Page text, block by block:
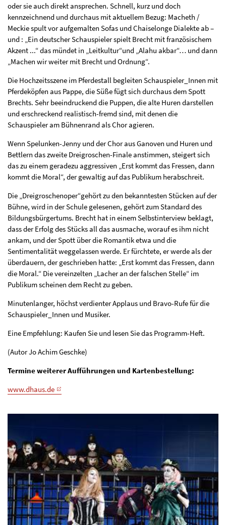
oder sie auch direkt ansprechen. Schnell, kurz und doch
kennzeichnend und durchaus mit aktuellem Bezug: Macheth /
Meckie spult vor aufgemalten Sofas und Chaiselonge Dialekte ab –
und : „Ein deutscher Schauspieler spielt Brecht mit französischem
Akzent ...“ das mündet in „Leitkultur“und „Alahu akbar“… und dann
„Machen wir weiter mit Brecht und Ordnung“.
Die Hochzeitsszene im Pferdestall begleiten Schauspieler_Innen mit
Pferdeköpfen aus Pappe, die Süße fügt sich durchaus dem Spott
Brechts. Sehr beeindruckend die Puppen, die alte Huren darstellen
und erschreckend realistisch-fremd sind, mit denen die
Schauspieler am Bühnenrand als Chor agieren.
Wenn Spelunken-Jenny und der Chor aus Ganoven und Huren und
Bettlern das zweite Dreigroschen-Finale anstimmen, steigert sich
das zu einem geradezu aggressiven „Erst kommt das Fressen, dann
kommt die Moral“, der gewaltig auf das Publikum herabschreit.
Die „Dreigroschenoper“gehört zu den bekanntesten Stücken auf der
Bühne, wird in der Schule gelesenen, gehört zum Standard des
Bildungsbürgertums. Brecht hat in einem Selbstinterview beklagt,
dass der Erfolg des Stücks all das ausmache, worauf es ihm nicht
ankam, und der Spott über die Romantik etwa und die
Sentimentalität weggelassen werde. Er fürchtete, er werde als der
überdauern, der geschrieben hatte: „Erst kommt das Fressen, dann
die Moral.“ Die vereinzelten „Lacher an der falschen Stelle“ im
Publikum scheinen dem Recht zu geben.
Minutenlanger, höchst verdienter Applaus und Bravo-Rufe für die
Schauspieler_Innen und Musiker.
Eine Empfehlung: Kaufen Sie und lesen Sie das Programm-Heft.
(Autor Jo Achim Geschke)
Termine weiterer Aufführungen und Kartenbestellung:
www.dhaus.de